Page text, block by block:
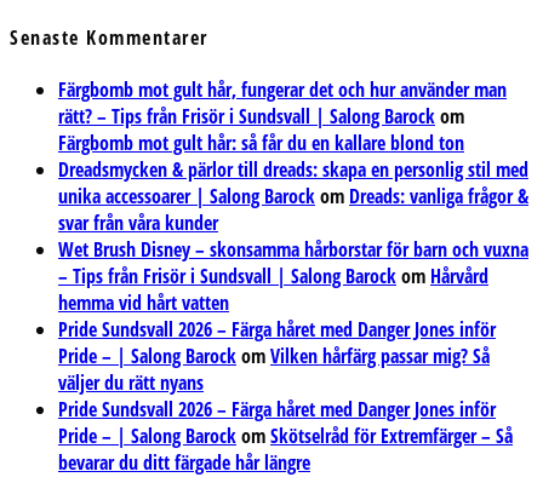
Senaste Kommentarer
Färgbomb mot gult hår, fungerar det och hur använder man
rätt? – Tips från Frisör i Sundsvall | Salong Barockom
Färgbomb mot gult hår: så får du en kallare blond ton
Dreadsmycken & pärlor till dreads: skapa en personlig stil med
unika accessoarer | Salong Barockom Dreads: vanliga frågor &
svar från våra kunder
Wet Brush Disney – skonsamma hårborstar för barn och vuxna
– Tips från Frisör i Sundsvall | Salong Barockom Hårvård
hemma vid hårt vatten
Pride Sundsvall 2026 – Färga håret med Danger Jones inför
Pride – | Salong BarockomVilken hårfärg passar mig? Så
väljer du rätt nyans
Pride Sundsvall 2026 – Färga håret med Danger Jones inför
Pride – | Salong BarockomSkötselråd för Extremfärger – Så
bevarar du ditt färgade hår längre